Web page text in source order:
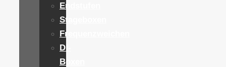
Endstufen
Stageboxen
Frequenzweichen
DI-
Boxen